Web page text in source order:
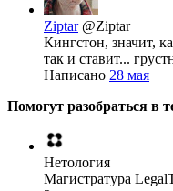
Ziptar @Ziptar
Кингстон, значит,
так и ставит...
Написано 28 мая
Помогут разобраться в
Нетология
Магистратура